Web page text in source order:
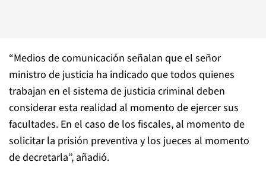
“Medios de comunicación señalan que el señor
ministro de justicia ha indicado que todos quienes
trabajan en el sistema de justicia criminal deben
considerar esta realidad al momento de ejercer sus
facultades. En el caso de los fiscales, al momento de
solicitar la prisión preventiva y los jueces al momento
de decretarla”, añadió.